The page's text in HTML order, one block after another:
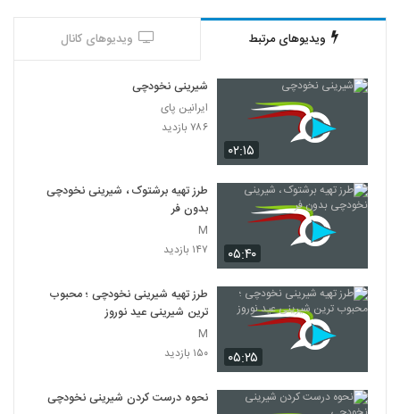
ویدیوهای مرتبط ویدیوهای کانال
۰۲:۱۵
شیرینی نخودچی
ایرانین پای
۷۸۶ بازدید
۰۵:۴۰
طرز تهیه برشتوک ، شیرینی نخودچی
بدون فر
M
۱۴۷ بازدید
۰۵:۲۵
طرز تهیه شیرینی نخودچی ؛ محبوب
ترین شیرینی عید نوروز
M
۱۵۰ بازدید
نحوه درست کردن شیرینی نخودچی